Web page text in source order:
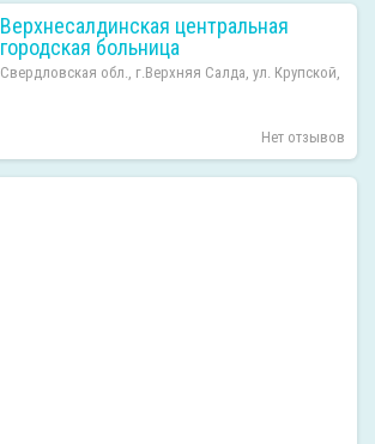
Верхнесалдинская центральная
городская больница
Свердловская обл., г.Верхняя Салда, ул. Крупской,
Нет отзывов